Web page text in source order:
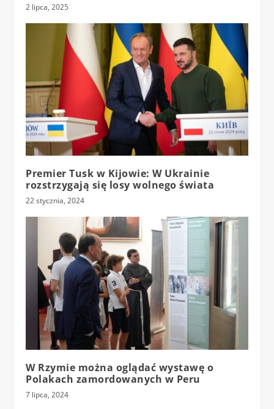
2 lipca, 2025
Premier Tusk w Kijowie: W Ukrainie
rozstrzygają się losy wolnego świata
22 stycznia, 2024
W Rzymie można oglądać wystawę o
Polakach zamordowanych w Peru
7 lipca, 2024